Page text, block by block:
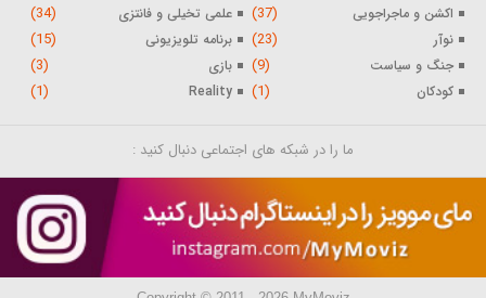
اکشن و ماجراجویی (37) علمی تخیلی و فانتزی (34)
نوآر (23) برنامه تلویزیونی (15)
جنگ و سیاست (9) بازی (3)
کودکان (1)
Reality
(1)
ما را در شبکه های اجتماعی دنبال کنید :